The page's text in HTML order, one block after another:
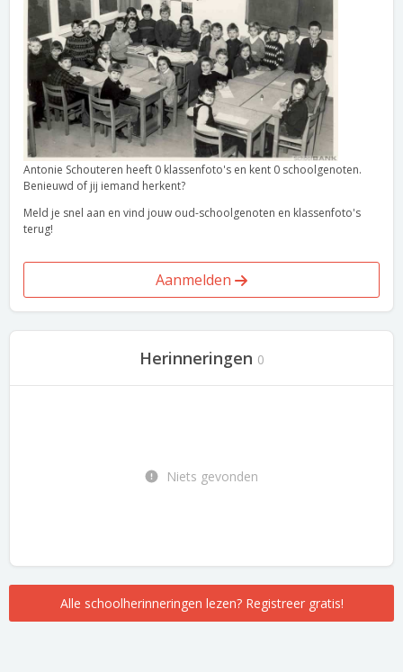
Antonie Schouteren heeft 0 klassenfoto's en kent 0 schoolgenoten.
Benieuwd of jij iemand herkent?
Meld je snel aan en vind jouw oud-schoolgenoten en klassenfoto's
terug!
Aanmelden
Herinneringen 0
Niets gevonden
Alle schoolherinneringen lezen? Registreer gratis!